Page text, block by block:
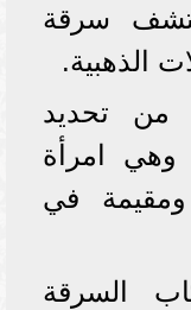
سرقة
الذهبية.
من تحديد
وهي امرأة
في
السرقة